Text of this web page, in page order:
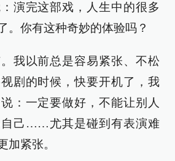
演完这部戏，人生中的很多
。你有这种奇妙的体验吗？
我以前总是容易紧张、不松
剧的时候，快要开机了，我
：一定要做好，不能让别人
自己……尤其是碰到有表演难
加紧张。